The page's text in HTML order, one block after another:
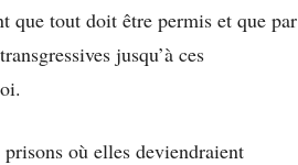
que tout doit être permis et que par
jusqu’à ces
où elles deviendraient